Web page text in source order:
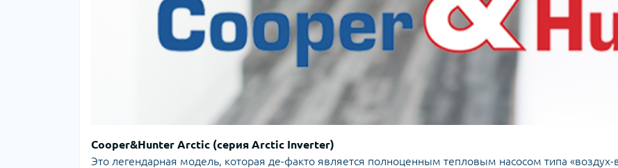
Cooper&Hunter Arctic (серия Arctic Inverter)
Это легендарная модель, которая де-факто является полноценным тепловым насосом типа «воздух-